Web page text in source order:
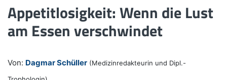
Appetitlosigkeit: Wenn die Lust
am Essen verschwindet
Von: Dagmar Schüller (Medizinredakteurin und Dipl.-